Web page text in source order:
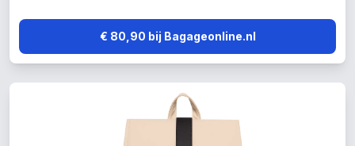
€ 80,90 bij Bagageonline.nl